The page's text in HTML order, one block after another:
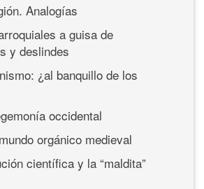
Analogías
a guisa de
y deslindes
¿al banquillo de los
occidental
orgánico medieval
científica y la “maldita”